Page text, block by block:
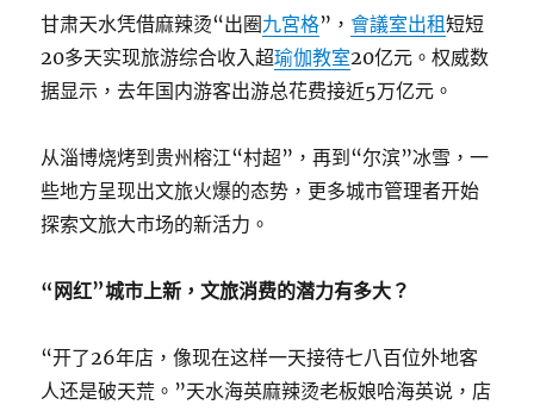
甘肃天水凭借麻辣烫“出圈九宮格”，會議室出租短短
20多天实现旅游综合收入超瑜伽教室20亿元。权威数
据显示，去年国内游客出游总花费接近5万亿元。
从淄博烧烤到贵州榕江“村超”，再到“尔滨”冰雪，一
些地方呈现出文旅火爆的态势，更多城市管理者开始
探索文旅大市场的新活力。
“网红”城市上新，文旅消费的潜力有多大？
“开了26年店，像现在这样一天接待七八百位外地客
人还是破天荒。”天水海英麻辣烫老板娘哈海英说，店